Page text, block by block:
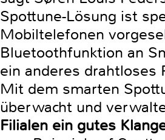
Spottune-Lösung ist
Mobiltelefonen
Bluetoothfunktion an
ein anderes
Mit dem smarten
überwacht und
Filialen ein gutes